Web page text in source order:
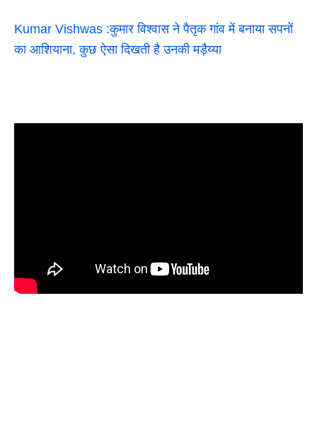
Kumar Vishwas :कुमार विश्वास ने पैतृक गांव में बनाया सपनों
का आशियाना, कुछ ऐसा दिखती है उनकी मड़ैय्या